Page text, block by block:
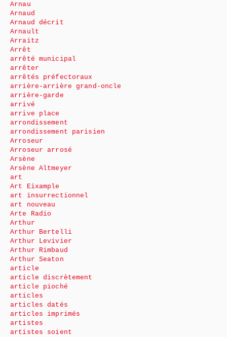
Arnau
Arnaud
Arnaud décrit
Arnault
Arraitz
Arrêt
arrêté municipal
arrêter
arrêtés préfectoraux
arrière-arrière grand-oncle
arrière-garde
arrivé
arrive place
arrondissement
arrondissement parisien
Arroseur
Arroseur arrosé
Arsène
Arsène Altmeyer
art
Art Eixample
art insurrectionnel
art nouveau
Arte Radio
Arthur
Arthur Bertelli
Arthur Levivier
Arthur Rimbaud
Arthur Seaton
article
article discrètement
article pioché
articles
articles datés
articles imprimés
artistes
artistes soient